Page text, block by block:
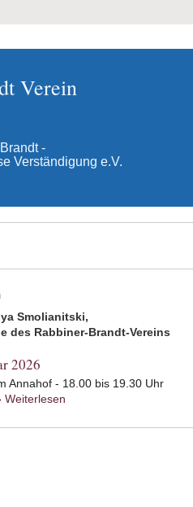
Verein
-
Verständigung e.V.
Smolianitski,
des Rabbiner-Brandt-Vereins
2026
Annahof - 18.00 bis 19.30 Uhr
Weiterlesen